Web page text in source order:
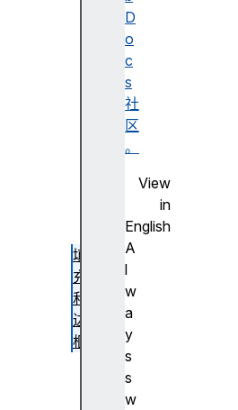
D
o
c
s
社
区
。
View
in
English
A
l
w
a
y
s
s
w
填
充
和
边
框